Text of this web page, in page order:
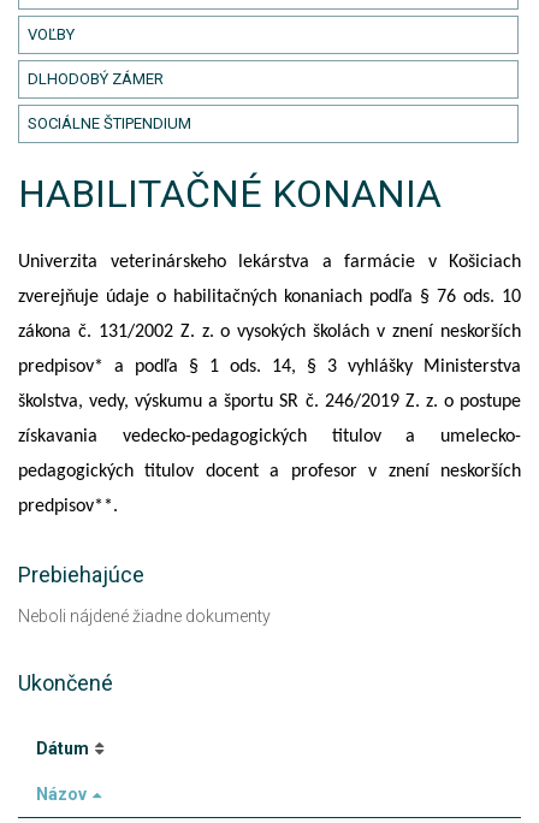
VOĽBY
DLHODOBÝ ZÁMER
SOCIÁLNE ŠTIPENDIUM
HABILITAČNÉ KONANIA
Univerzita veterinárskeho lekárstva a farmácie v Košiciach
zverejňuje údaje o habilitačných konaniach podľa § 76 ods. 10
zákona č. 131/2002 Z. z. o vysokých školách v znení neskorších
predpisov* a podľa § 1 ods. 14, § 3 vyhlášky Ministerstva
školstva, vedy, výskumu a športu SR č. 246/2019 Z. z. o postupe
získavania vedecko-pedagogických titulov a umelecko-
pedagogických titulov docent a profesor v znení neskorších
predpisov**.
Prebiehajúce
Neboli nájdené žiadne dokumenty
Ukončené
Dátum
Názov